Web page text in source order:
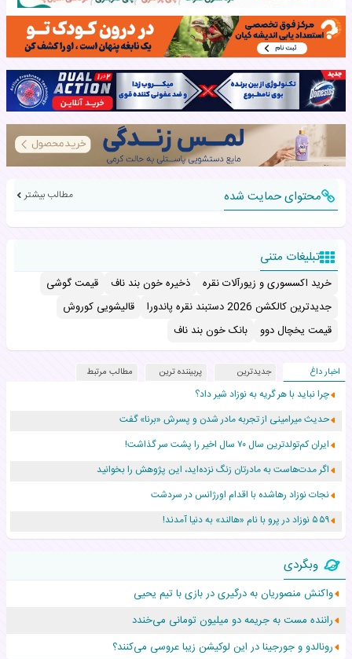
محتوای حمایت شده مطالب بیشتر
تبلیغات متنی
خرید اکسسوری و زیورآلات نقره ذخیره خون بند ناف
قیمت گوشی
جدیدترین کالکشن 2026 دستبند نقره پاندورا
قالیشویی کوروش
قیمت یخچال دوو
بانک خون بند ناف
اخبار داغ جدیدترین پربیننده ترین مطالب مرتبط
چرا نباید با هر گریه به نوزاد شیر داد؟
حدیث میرامینی از تجربه مادر شدن و پسرش «برنا» گفت
ایران کم‌تولدترین سال ۷۰ سال اخیر را پشت سر گذاشت!
اگر مدت‌هاست به مادرتان زنگ نزده‌اید، این پژوهش را بخوانید
نجات نوزاد رهاشده با اقدام اورژانس در سردشت
۵۵۹ نوزاد در پرو با نام «هالند» به دنیا آمدند!
زن ۲۴ ساله پس از درمان سرطان رحم، مادر شد
افزایش قد این دختر، چند میلیون دلار برای پدرش خرج داشته
حرکت غیرقانونی یک پرستار، جان دوقلوها را نجات داد!
عجیب‌ترین تولد در ۵/۵/۵ امسال که همه را شوکه کرد!
وبگردی
واکنش منصوریان به درگیری در بازی با تیم یحیی
راننده مست به جریمه دو میلیون تومانی می‌خندد
رونالدو و جورجینا در این لوکیشن زیبا عروسی می‌کنند؟